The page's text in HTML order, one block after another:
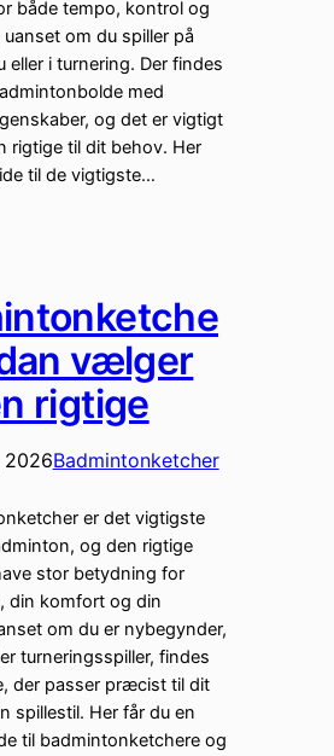
både tempo, kontrol og
om du spiller på
eller i turnering. Der findes
med
og det er vigtigt
rigtige til dit behov. Her
til de vigtigste…
vælger
rigtige
2026Badmintonketcher
er det vigtigste
og den rigtige
stor betydning for
din komfort og din
om du er nybegynder,
turneringsspiller, findes
der passer præcist til dit
spillestil. Her får du en
til badmintonketchere og